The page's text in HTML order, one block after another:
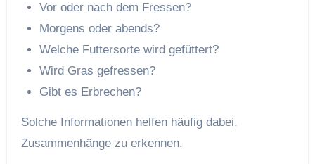
Vor oder nach dem Fressen?
Morgens oder abends?
Welche Futtersorte wird gefüttert?
Wird Gras gefressen?
Gibt es Erbrechen?
Solche Informationen helfen häufig dabei,
Zusammenhänge zu erkennen.